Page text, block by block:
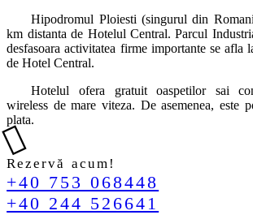
Hipodromul Ploiesti (singurul din
km distanta de Hotelul Central. Parcul
desfasoara activitatea firme importante se afla
de Hotel Central.
Hotelul ofera gratuit oaspetilor sai
wireless de mare viteza. De asemenea, este
plata.
Rezervă acum!
+40 753 068448
+40 244 526641